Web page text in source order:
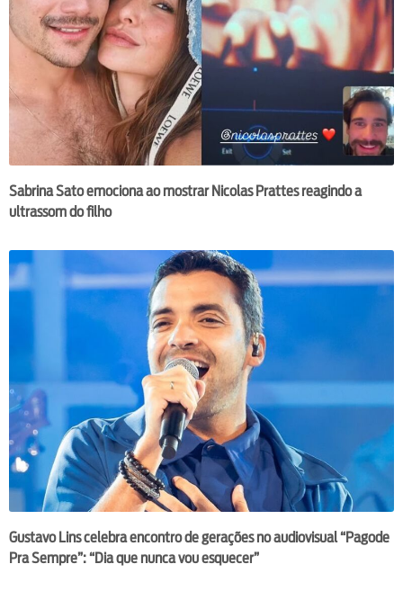
Sabrina Sato emociona ao mostrar Nicolas Prattes reagindo a
ultrassom do filho
Gustavo Lins celebra encontro de gerações no audiovisual “Pagode
Pra Sempre”: “Dia que nunca vou esquecer”